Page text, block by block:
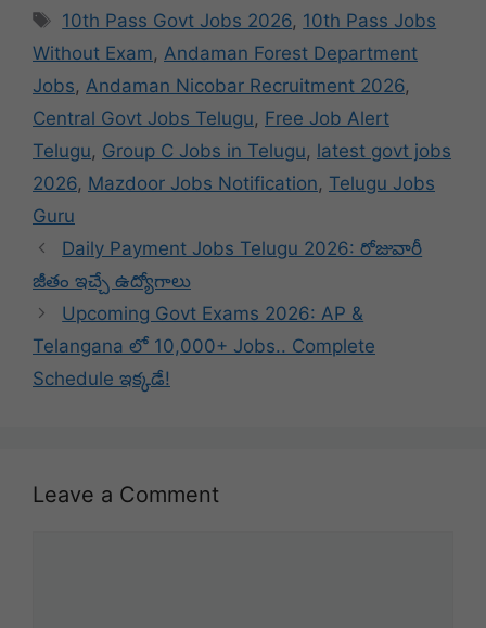
Tags
10th Pass Govt Jobs 2026, 10th Pass Jobs
Without Exam, Andaman Forest Department
Jobs, Andaman Nicobar Recruitment 2026,
Central Govt Jobs Telugu, Free Job Alert
Telugu, Group C Jobs in Telugu, latest govt jobs
2026, Mazdoor Jobs Notification, Telugu Jobs
Guru
Daily Payment Jobs Telugu 2026: రోజువారీ
జీతం ఇచ్చే ఉద్యోగాలు
Upcoming Govt Exams 2026: AP &
Telangana లో 10,000+ Jobs.. Complete
Schedule ఇక్కడే!
Leave a Comment